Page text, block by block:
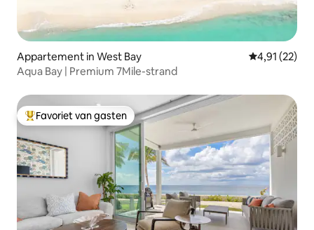
Appartement in West Bay Gemiddelde
4,91 (22)
Aqua Bay | Premium 7Mile-strand
Topfavoriet van gasten
Favoriet van gasten